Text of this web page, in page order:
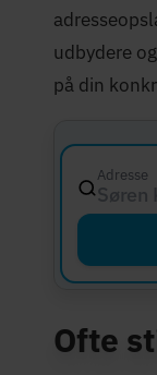
udbydere
på din
Adresse
Søren
Ofte